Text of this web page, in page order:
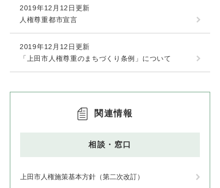
2019年12月12日更新
人権尊重都市宣言
2019年12月12日更新
「上田市人権尊重のまちづくり条例」について
関連情報
相談・窓口
上田市人権施策基本方針（第二次改訂）